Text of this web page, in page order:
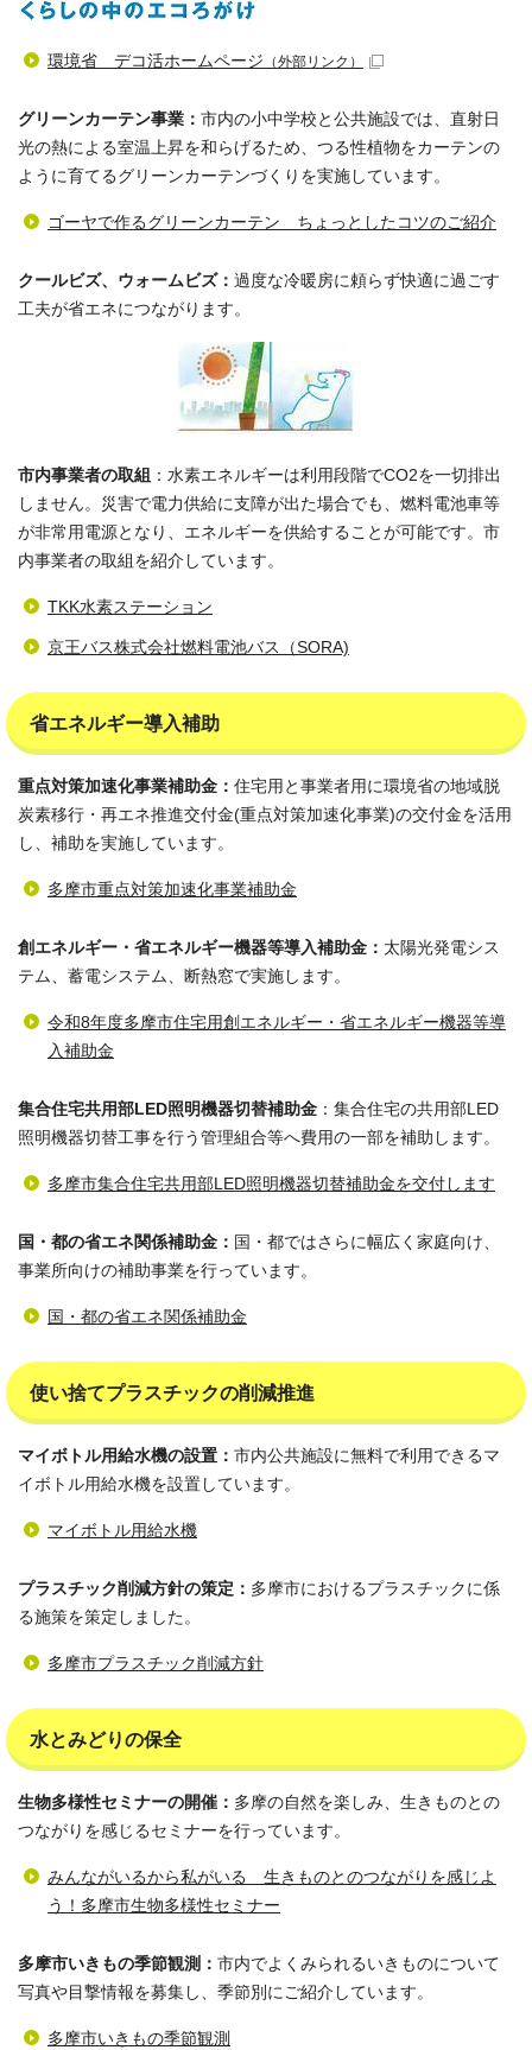
環境省 デコ活ホームページ （外部リンク）
グリーンカーテン事業： 市内の小中学校と公共施設では、直射日
光の熱による室温上昇を和らげるため、つる性植物をカーテンの
ように育てるグリーンカーテンづくりを実施しています。
ゴーヤで作るグリーンカーテン ちょっとしたコツのご紹介
クールビズ、ウォームビズ： 過度な冷暖房に頼らず快適に過ごす
工夫が省エネにつながります。
市内事業者の取組 ：水素エネルギーは利用段階でCO2を一切排出
しません。災害で電力供給に支障が出た場合でも、燃料電池車等
が非常用電源となり、エネルギーを供給することが可能です。市
内事業者の取組を紹介しています。
TKK水素ステーション
京王バス株式会社燃料電池バス（SORA)
省エネルギー導入補助
重点対策加速化事業補助金： 住宅用と事業者用に環境省の地域脱
炭素移行・再エネ推進交付金(重点対策加速化事業)の交付金を活用
し、補助を実施しています。
多摩市重点対策加速化事業補助金
創エネルギー・省エネルギー機器等導入補助金： 太陽光発電シス
テム、蓄電システム、断熱窓で実施します。
令和8年度多摩市住宅用創エネルギー・省エネルギー機器等導
入補助金
集合住宅共用部LED照明機器切替補助金 ：集合住宅の共用部LED
照明機器切替工事を行う管理組合等へ費用の一部を補助します。
多摩市集合住宅共用部LED照明機器切替補助金を交付します
国・都の省エネ関係補助金： 国・都ではさらに幅広く家庭向け、
事業所向けの補助事業を行っています。
国・都の省エネ関係補助金
使い捨てプラスチックの削減推進
マイボトル用給水機の設置： 市内公共施設に無料で利用できるマ
イボトル用給水機を設置しています。
マイボトル用給水機
プラスチック削減方針の策定： 多摩市におけるプラスチックに係
る施策を策定しました。
多摩市プラスチック削減方針
水とみどりの保全
生物多様性セミナーの開催： 多摩の自然を楽しみ、生きものとの
つながりを感じるセミナーを行っています。
みんながいるから私がいる 生きものとのつながりを感じよ
う！多摩市生物多様性セミナー
多摩市いきもの季節観測： 市内でよくみられるいきものについて
写真や目撃情報を募集し、季節別にご紹介しています。
多摩市いきもの季節観測